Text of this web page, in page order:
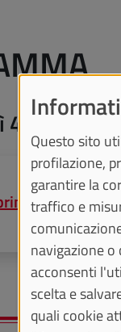
4 marzo
critiche,
Questo sito
profilazione,
garantire la
traffico e
navigazione o
acconsenti
scelta e
quali cookie